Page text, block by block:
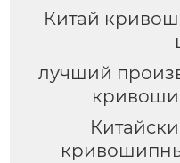
Китай
лучший